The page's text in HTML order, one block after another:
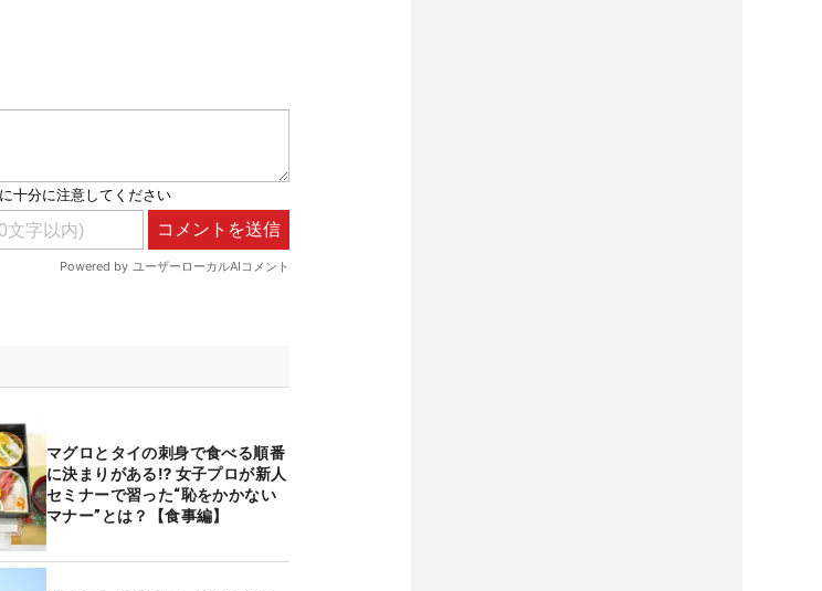
マグロとタイの刺身で食べる順番
に決まりがある⁉ 女子プロが新人
セミナーで習った“恥をかかない
マナー”とは？【食事編】